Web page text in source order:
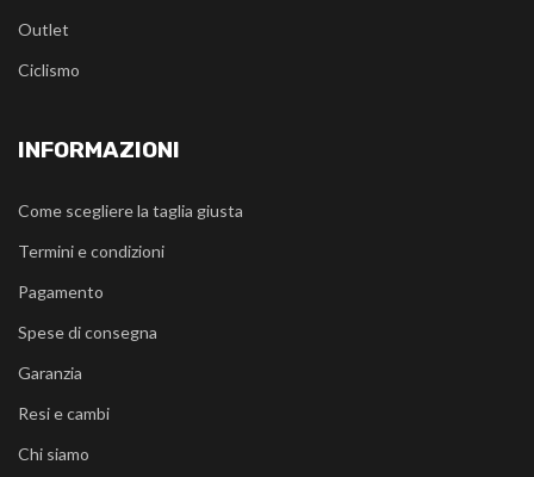
Outlet
Ciclismo
INFORMAZIONI
Come scegliere la taglia giusta
Termini e condizioni
Pagamento
Spese di consegna
Garanzia
Resi e cambi
Chi siamo